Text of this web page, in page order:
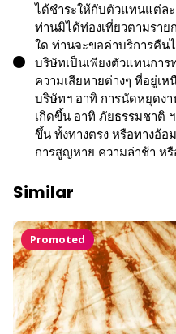
ได้ชำระให้กับตัวแทนแต่ล
ท่านมิได้ท่องเที่ยวตามรา
ใด ท่านจะขอค่าบริการคืน
บริษัทเป็นเพียงตัวแทนกา
ความเสียหายต่างๆ ที่อยู่เ
บริษัทฯ อาทิ การนัดหยุดง
เกิดขึ้น อาทิ ภัยธรรมชาติ
ขึ้น ทั้งทางตรง หรือทางอ้อ
การสูญหาย ความล่าช้า ห
Similar
Promoted